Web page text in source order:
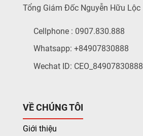
Tổng Giám Đốc Nguyễn Hữu Lộc
Cellphone : 0907.830.888
Whatsapp: +84907830888
Wechat ID: CEO_84907830888
VỀ CHÚNG TÔI
Giới thiệu